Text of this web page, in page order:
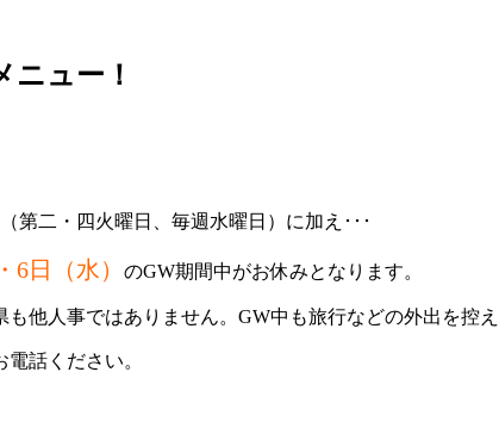
ニュー！
第二・四火曜日、毎週水曜日）に加え･･･
日（水） のGW期間中がお休みとなります。
他人事ではありません。GW中も旅行などの外出を控
話ください。